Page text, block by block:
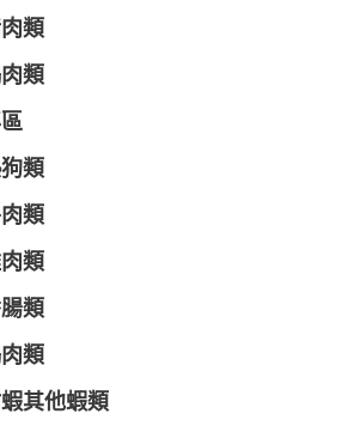
類
類
類
類
類
類
類
其他蝦類